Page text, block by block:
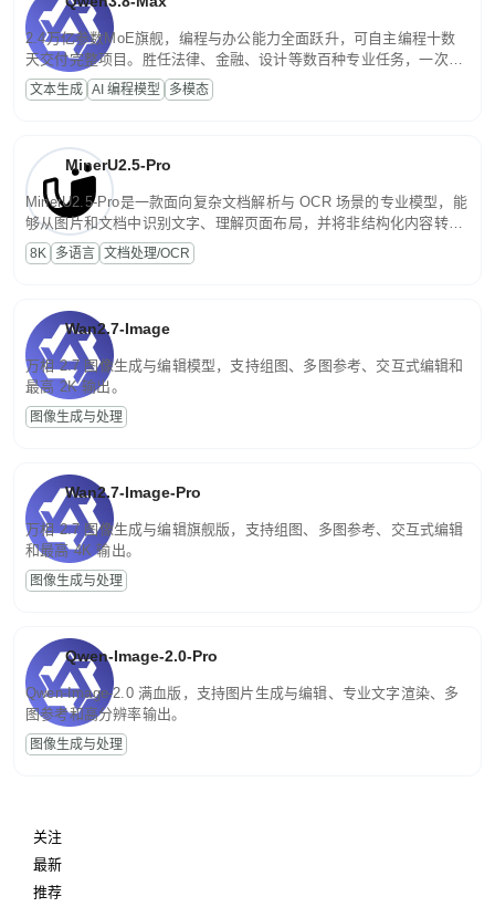
2.4万亿参数MoE旗舰，编程与办公能力全面跃升，可自主编程十数
天交付完整项目。胜任法律、金融、设计等数百种专业任务，一次对
话端到端交付生产级成果。原生视觉理解贯穿规划、执行与验证全流
程，支持超长文档与长视频的深度语义解析。长程任务中自主规划与
文本生成 AI 编程模型 多模态
MinerU2.5-Pro
MinerU2.5-Pro是一款面向复杂文档解析与 OCR 场景的专业模型，能
够从图片和文档中识别文字、理解页面布局，并将非结构化内容转换
为便于存储、检索和二次处理的结构化结果。
8K 多语言 文档处理/OCR
Wan2.7-Image
万相 2.7 图像生成与编辑模型，支持组图、多图参考、交互式编辑和
最高 2K 输出。
图像生成与处理
Wan2.7-Image-Pro
万相 2.7 图像生成与编辑旗舰版，支持组图、多图参考、交互式编辑
和最高 4K 输出。
图像生成与处理
Qwen-Image-2.0-Pro
Qwen-Image-2.0 满血版，支持图片生成与编辑、专业文字渲染、多
图参考和高分辨率输出。
图像生成与处理
关注
最新
推荐